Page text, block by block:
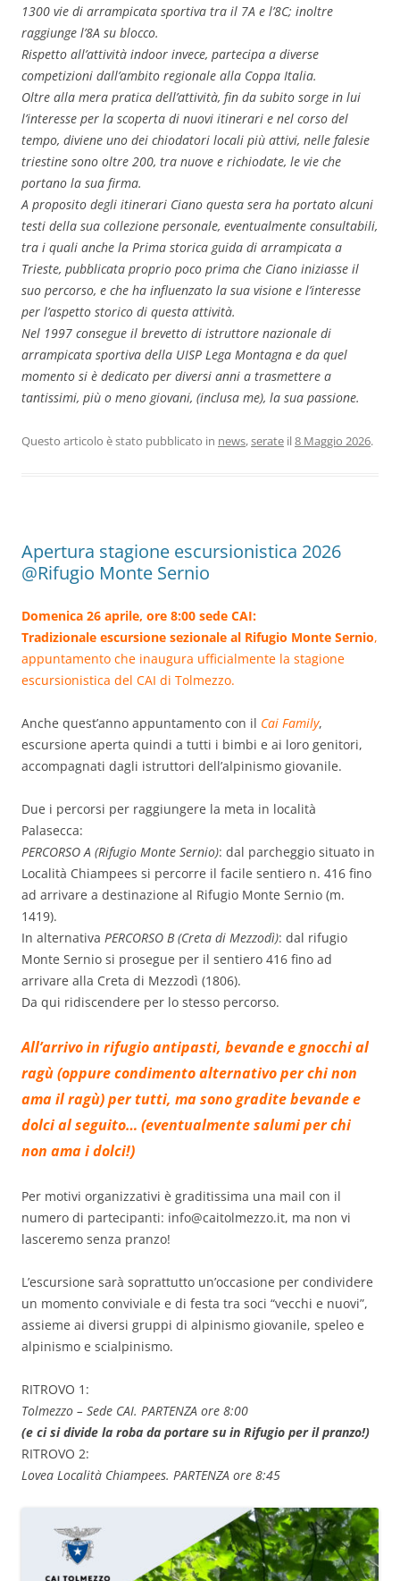
1300 vie di arrampicata sportiva tra il 7A e l’8C; inoltre
raggiunge l’8A su blocco.
Rispetto all’attività indoor invece, partecipa a diverse
competizioni dall’ambito regionale alla Coppa Italia.
Oltre alla mera pratica dell’attività, fin da subito sorge in lui
l’interesse per la scoperta di nuovi itinerari e nel corso del
tempo, diviene uno dei chiodatori locali più attivi, nelle falesie
triestine sono oltre 200, tra nuove e richiodate, le vie che
portano la sua firma.
A proposito degli itinerari Ciano questa sera ha portato alcuni
testi della sua collezione personale, eventualmente consultabili,
tra i quali anche la Prima storica guida di arrampicata a
Trieste, pubblicata proprio poco prima che Ciano iniziasse il
suo percorso, e che ha influenzato la sua visione e l’interesse
per l’aspetto storico di questa attività.
Nel 1997 consegue il brevetto di istruttore nazionale di
arrampicata sportiva della UISP Lega Montagna e da quel
momento si è dedicato per diversi anni a trasmettere a
tantissimi, più o meno giovani, (inclusa me), la sua passione.
Questo articolo è stato pubblicato in news,serate il8 Maggio 2026.
Apertura stagione escursionistica 2026
@Rifugio Monte Sernio
Domenica 26 aprile, ore 8:00 sede CAI:
Tradizionale escursione sezionale al Rifugio Monte Sernio,
appuntamento che inaugura ufficialmente la stagione
escursionistica del CAI di Tolmezzo.
Anche quest’anno appuntamento con il Cai Family,
escursione aperta quindi a tutti i bimbi e ai loro genitori,
accompagnati dagli istruttori dell’alpinismo giovanile.
Due i percorsi per raggiungere la meta in località
Palasecca:
PERCORSO A (Rifugio Monte Sernio): dal parcheggio situato in
Località Chiampees si percorre il facile sentiero n. 416 fino
ad arrivare a destinazione al Rifugio Monte Sernio (m.
1419).
In alternativa PERCORSO B (Creta di Mezzodì): dal rifugio
Monte Sernio si prosegue per il sentiero 416 fino ad
arrivare alla Creta di Mezzodì (1806).
Da qui ridiscendere per lo stesso percorso.
All’arrivo in rifugio antipasti, bevande e gnocchi al
ragù (oppure condimento alternativo per chi non
ama il ragù) per tutti, ma sono gradite bevande e
dolci al seguito… (eventualmente salumi per chi
non ama i dolci!)
Per motivi organizzativi è graditissima una mail con il
numero di partecipanti: info@caitolmezzo.it, ma non vi
lasceremo senza pranzo!
L’escursione sarà soprattutto un’occasione per condividere
un momento conviviale e di festa tra soci “vecchi e nuovi”,
assieme ai diversi gruppi di alpinismo giovanile, speleo e
alpinismo e scialpinismo.
RITROVO 1:
Tolmezzo – Sede CAI. PARTENZA ore 8:00
(e ci si divide la roba da portare su in Rifugio per il pranzo!)
RITROVO 2:
Lovea Località Chiampees. PARTENZA ore 8:45